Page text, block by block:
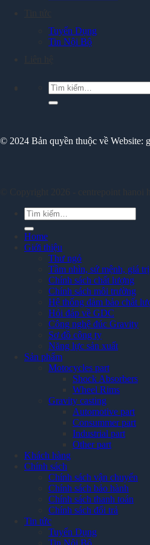
Tuyển Dụng
Tin Nội Bộ
Tìm
kiếm:
© 2024 Bản quyền thuộc về Website:
Tìm
kiếm:
Home
Giới thiệu
Thư ngỏ
Tầm nhìn, sứ mệnh, giá
Chính sách chất lượng
Chính sách môi trường
Hệ thống đảm bảo chất
Hỏi đáp về GDC
Công nghệ đúc Gravity
Sơ đồ công ty
Năng lực sản xuất
Sản phẩm
Motocycles part
Shock Absorbers
Wheel Rims
Gravity casting
Automotive part
Consummer part
Industrial part
Other part
Khách hàng
Chính sách
Chính sách vận chuyển
Chính sách bảo hành
Chính sách thanh toán
Chính sách đổi trả
Tin tức
Tuyển Dụng